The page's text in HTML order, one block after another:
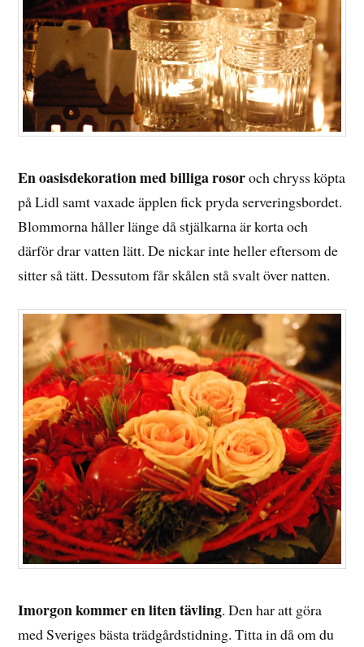
En oasisdekoration med billiga rosoroch chryss köpta
på Lidl samt vaxade äpplen fick pryda serveringsbordet.
Blommorna håller länge då stjälkarna är korta och
därför drar vatten lätt. De nickar inte heller eftersom de
sitter så tätt. Dessutom får skålen stå svalt över natten.
Imorgon kommer en liten tävling. Den har att göra
med Sveriges bästa trädgårdstidning. Titta in då om du